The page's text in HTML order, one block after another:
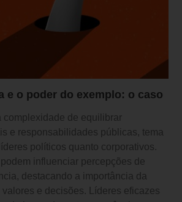
e o poder do exemplo: o caso
complexidade de equilibrar
e responsabilidades públicas, tema
políticos quanto corporativos.
influenciar percepções de
destacando a importância da
e decisões. Líderes eficazes